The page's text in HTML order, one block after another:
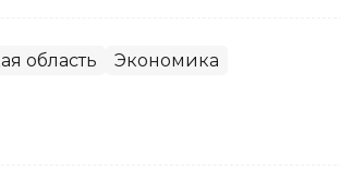
область Экономика